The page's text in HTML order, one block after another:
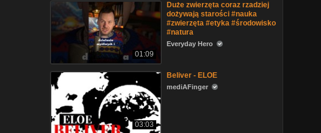
01:09
Duże zwierzęta coraz rzadziej
dożywają starości #nauka
#zwierzęta #etyka #środowisko
#natura
Everyday Hero
03:03
Beliver - ELOE
mediAFinger